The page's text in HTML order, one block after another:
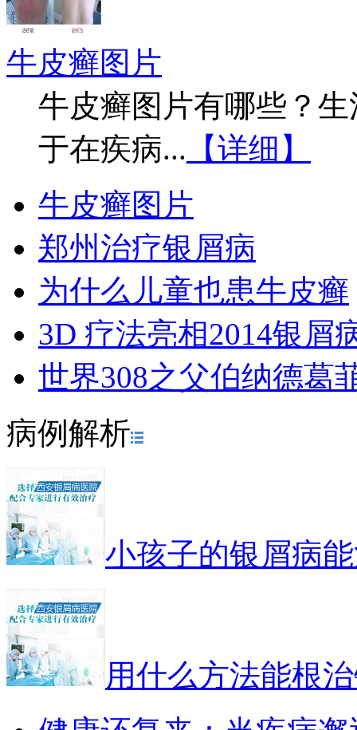
牛皮癣图片
牛皮癣图片有哪些？
于在疾病... 【详细】
牛皮癣图片
郑州治疗银屑病
为什么儿童也患牛皮癣
3D 疗法亮相2014银屑
世界308之父伯纳德葛
病例解析
小孩子的银屑病
用什么方法能根